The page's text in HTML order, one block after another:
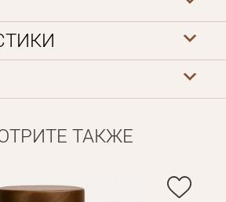
ТАКЖЕ
отправленно письмо с сылкой для